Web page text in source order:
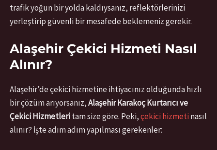
trafik yoğun bir yolda kaldıysanız, reflektörlerinizi
yerleştirip güvenli bir mesafede beklemeniz gerekir.
Alaşehir Çekici Hizmeti Nasıl
Alınır?
Alaşehir’de çekici hizmetine ihtiyacınız olduğunda hızlı
bir çözüm arıyorsanız,Alaşehir Karakoç Kurtarıcı ve
Çekici Hizmetleritam size göre. Peki,çekici hizmetinasıl
alınır? İşte adım adım yapılması gerekenler: